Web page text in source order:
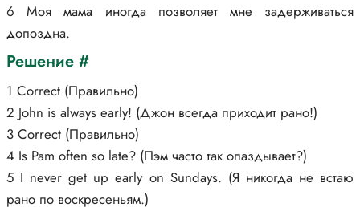
6 Моя мама иногда позволяет мне задерживаться
допоздна.
Решение #
1 Correct (Правильно)
2 John is always early! (Джон всегда приходит рано!)
3 Correct (Правильно)
4 Is Pam often so late? (Пэм часто так опаздывает?)
5 I never get up early on Sundays. (Я никогда не встаю
рано по воскресеньям.)